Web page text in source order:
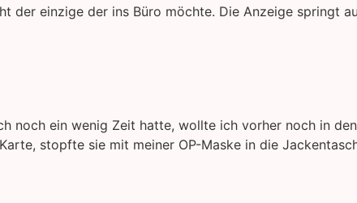
der einzige der ins Büro möchte. Die Anzeige springt
noch ein wenig Zeit hatte, wollte ich vorher noch in
stopfte sie mit meiner OP-Maske in die